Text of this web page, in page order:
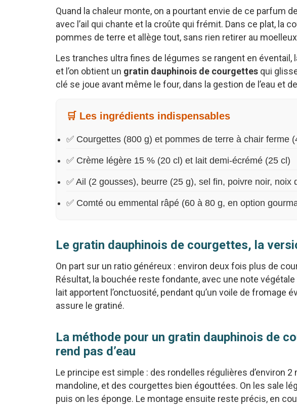
Quand la chaleur monte, on a pourtant envie de ce parfum
avec l’ail qui chante et la croûte qui frémit. Dans ce plat, la
pommes de terre et allège tout, sans rien retirer au
Les tranches ultra fines de légumes se rangent en éventail,
et l’on obtient un gratin dauphinois de courgettes qui
clé se joue avant même le four, dans la gestion de l’eau et
🛒 Les ingrédients indispensables
✅ Courgettes (800 g) et pommes de terre à chair ferme
✅ Crème légère 15 % (20 cl) et lait demi-écrémé (25 cl)
✅ Ail (2 gousses), beurre (25 g), sel fin, poivre noir, noix
✅ Comté ou emmental râpé (60 à 80 g, en option
Le gratin dauphinois de courgettes, la
On part sur un ratio généreux : environ deux fois plus de
Résultat, la bouchée reste fondante, avec une note
lait apportent l’onctuosité, pendant qu’un voile de fromage
assure le gratiné.
La méthode pour un gratin dauphinois de
rend pas d’eau
Le principe est simple : des rondelles régulières d’environ
mandoline, et des courgettes bien égouttées. On les sale
puis on les éponge. Le montage ensuite reste précis, en